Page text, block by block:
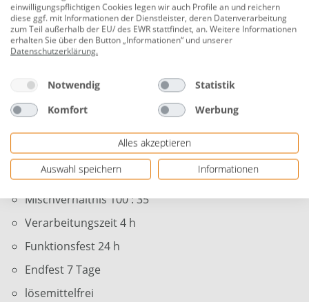
zuverlässig und blasenfrei. Das Vergussmaterial ist
nach 24 Stunden chemisch abgebunden, funktionsfest
und entformbar. Die vollkommene Endfestigkeit wird
nach 7 Tagen erreicht (bei einer Raumtemperatur von
20°C).
glasklare Transparenz
brilliante Farben
UV-beständig
bis 50 mm Vergusshöhe
Mischverhältnis 100 : 35
Verarbeitungszeit 4 h
Funktionsfest 24 h
Endfest 7 Tage
lösemittelfrei
einwilligungspflichtigen Cookies legen wir auch Profile an und reichern
diese ggf. mit Informationen der Dienstleister, deren Datenverarbeitung
zum Teil außerhalb der EU/ des EWR stattfindet, an. Weitere Informationen
erhalten Sie über den Button „Informationen“ und unserer
Datenschutzerklärung.
Notwendig
Statistik
Komfort
Werbung
Alles akzeptieren
Auswahl speichern
Informationen